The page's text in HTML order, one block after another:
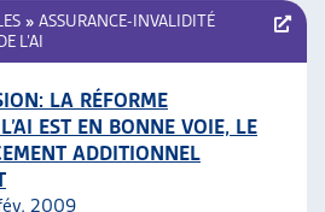
» ASSURANCE-INVALIDITÉ
L’AI
LA RÉFORME
EST EN BONNE VOIE, LE
ADDITIONNEL
2009